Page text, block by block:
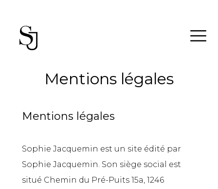
Mentions légales
Mentions légales
Sophie Jacquemin est un site édité par
Sophie Jacquemin. Son siège social est
situé Chemin du Pré-Puits 15a, 1246